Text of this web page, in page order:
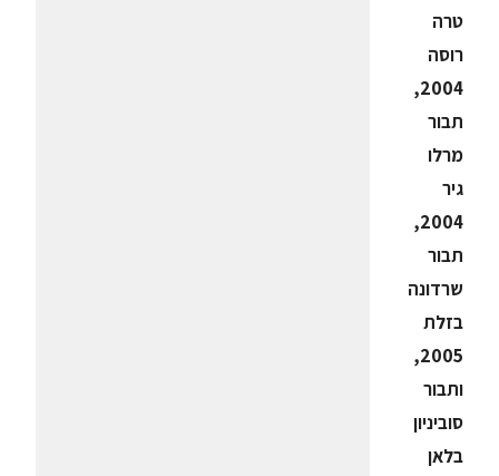
טרה
רוסה
2004,
תבור
מרלו
גיר
2004,
תבור
שרדונה
בזלת
2005,
ותבור
סוביניון
בלאן